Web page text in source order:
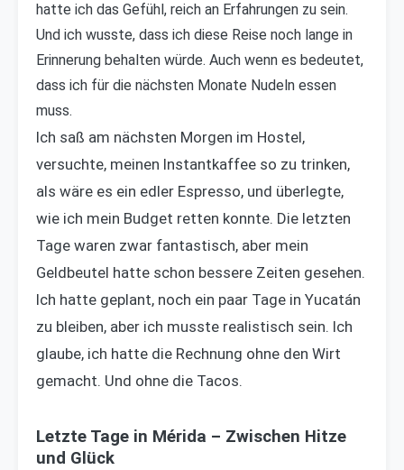
hatte ich das Gefühl, reich an Erfahrungen zu sein.
Und ich wusste, dass ich diese Reise noch lange in
Erinnerung behalten würde. Auch wenn es bedeutet,
dass ich für die nächsten Monate Nudeln essen
muss.
Ich saß am nächsten Morgen im Hostel,
versuchte, meinen Instantkaffee so zu trinken,
als wäre es ein edler Espresso, und überlegte,
wie ich mein Budget retten konnte. Die letzten
Tage waren zwar fantastisch, aber mein
Geldbeutel hatte schon bessere Zeiten gesehen.
Ich hatte geplant, noch ein paar Tage in Yucatán
zu bleiben, aber ich musste realistisch sein. Ich
glaube, ich hatte die Rechnung ohne den Wirt
gemacht. Und ohne die Tacos.
Letzte Tage in Mérida – Zwischen Hitze
und Glück